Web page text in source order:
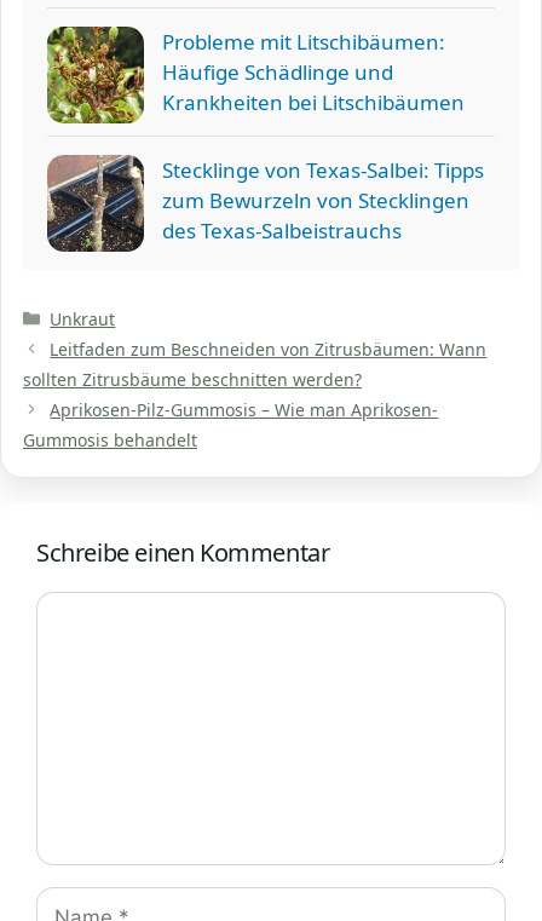
Probleme mit Litschibäumen:
Häufige Schädlinge und
Krankheiten bei Litschibäumen
Stecklinge von Texas-Salbei: Tipps
zum Bewurzeln von Stecklingen
des Texas-Salbeistrauchs
Kategorien
Unkraut
Leitfaden zum Beschneiden von Zitrusbäumen: Wann
sollten Zitrusbäume beschnitten werden?
Aprikosen-Pilz-Gummosis – Wie man Aprikosen-
Gummosis behandelt
Schreibe einen Kommentar
Kommentar
Name